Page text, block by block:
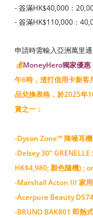
- 簽滿HK$40,000：
- 簽滿HK$110,000：
申請時需輸入亞洲萬里
💰MoneyHero獨家優惠
午6時，渣打信用卡新
品兌換表格，於2025年
賞之一：
-Dyson Zone™ 降噪耳
-Delsey 30"
HK$4,980; 顏色隨機) ; or
-Marshall Acton III 家
-Acerpure Beauty
-BRUNO BAK801 即熱